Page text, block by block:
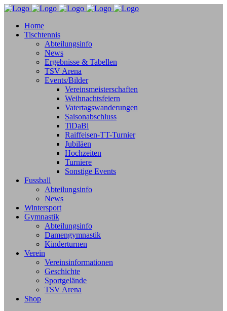
Home
Tischtennis
Abteilungsinfo
News
Ergebnisse & Tabellen
TSV Arena
Events/Bilder
Vereinsmeisterschaften
Weihnachtsfeiern
Vatertagswanderungen
Saisonabschluss
TiDaBi
Raiffeisen-TT-Turnier
Jubiläen
Hochzeiten
Turniere
Sonstige Events
Fussball
Abteilungsinfo
News
Wintersport
Gymnastik
Abteilungsinfo
Damengymnastik
Kinderturnen
Verein
Vereinsinformationen
Geschichte
Sportgelände
TSV Arena
Shop